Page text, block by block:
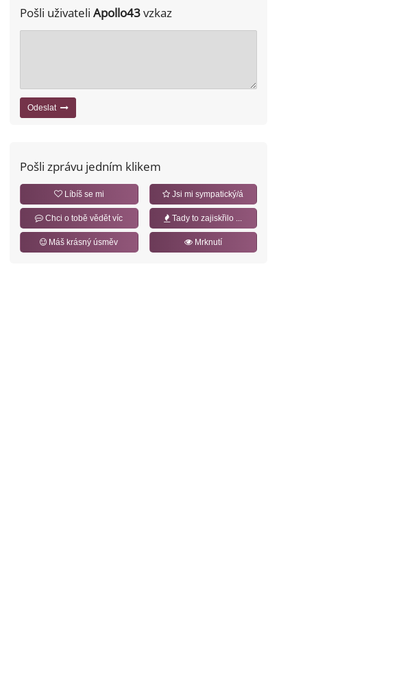
Pošli uživateli Apollo43vzkaz
Odeslat
Pošli zprávu jedním klikem
Líbíš se mi Jsi mi sympatický/á
Chci o tobě vědět víc Tady to zajiskřilo ...
Máš krásný úsměv Mrknutí